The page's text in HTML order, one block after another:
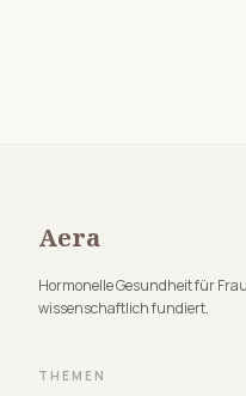
Aera
Hormonelle Gesundheit für
wissenschaftlich fundiert.
THEMEN